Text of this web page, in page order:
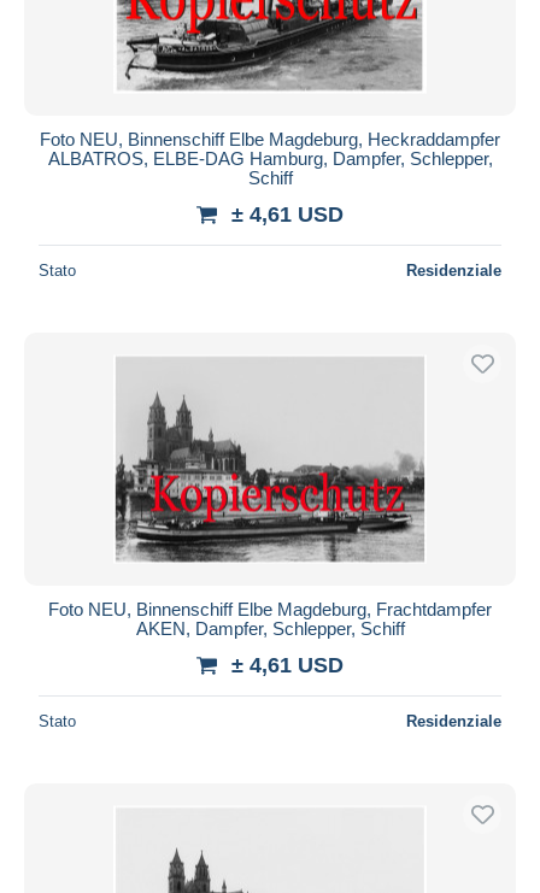
Foto NEU, Binnenschiff Elbe Magdeburg, Heckraddampfer
ALBATROS, ELBE-DAG Hamburg, Dampfer, Schlepper,
Schiff
± 4,61 USD
Stato Residenziale
Foto NEU, Binnenschiff Elbe Magdeburg, Frachtdampfer
AKEN, Dampfer, Schlepper, Schiff
± 4,61 USD
Stato Residenziale